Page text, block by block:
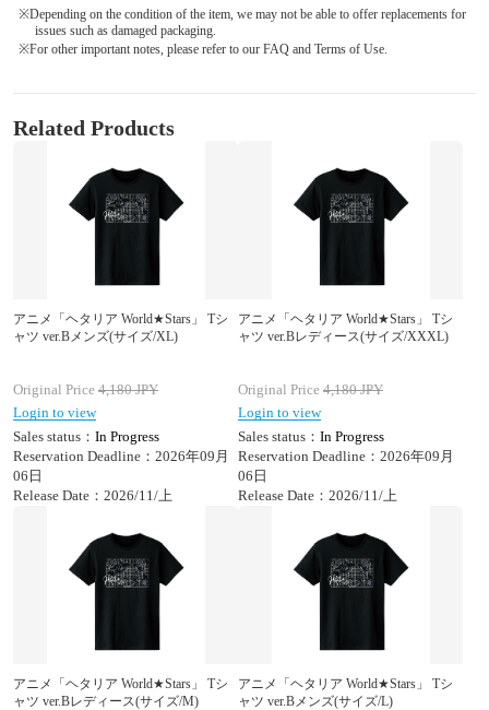
※Depending on the condition of the item, we may not be able to offer replacements for
issues such as damaged packaging.
※For other important notes, please refer to our FAQ and Terms of Use.
Related Products
アニメ「ヘタリア World★Stars」 Tシ
ャツ ver.Bメンズ(サイズ/XL)
Original Price 4,180JPY
Login to view
Sales status： In Progress
Reservation Deadline：2026年09月
06日
Release Date：2026/11/上
アニメ「ヘタリア World★Stars」 Tシ
ャツ ver.Bレディース(サイズ/XXXL)
Original Price 4,180JPY
Login to view
Sales status： In Progress
Reservation Deadline：2026年09月
06日
Release Date：2026/11/上
アニメ「ヘタリア World★Stars」 Tシ
ャツ ver.Bレディース(サイズ/M)
アニメ「ヘタリア World★Stars」 Tシ
ャツ ver.Bメンズ(サイズ/L)